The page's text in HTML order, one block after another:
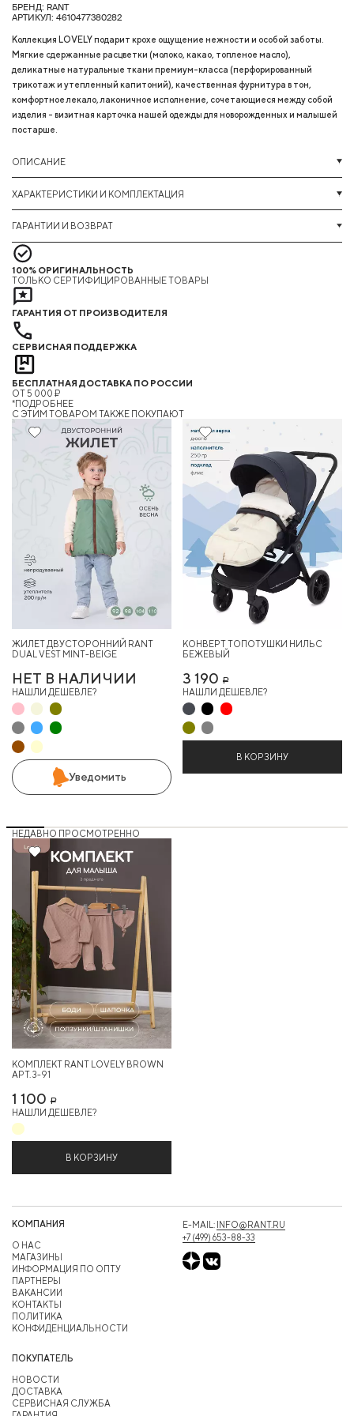
БРЕНД: RANT
АРТИКУЛ: 4610477380282
Коллекция LOVELY подарит крохе ощущение нежности и особой заботы.
Мягкие сдержанные расцветки (молоко, какао, топленое масло),
деликатные натуральные ткани премиум-класса (перфорированный
трикотаж и утепленный капитоний), качественная фурнитура в тон,
комфортное лекало, лаконичное исполнение, сочетающиеся между собой
изделия - визитная карточка нашей одежды для новорожденных и малышей
постарше.
ОПИСАНИЕ
ХАРАКТЕРИСТИКИ И КОМПЛЕКТАЦИЯ
ГАРАНТИИ И ВОЗВРАТ
100% ОРИГИНАЛЬНОСТЬ
ТОЛЬКО СЕРТИФИЦИРОВАННЫЕ ТОВАРЫ
ГАРАНТИЯ ОТ ПРОИЗВОДИТЕЛЯ
СЕРВИСНАЯ ПОДДЕРЖКА
БЕСПЛАТНАЯ ДОСТАВКА ПО РОССИИ
ОТ 5 000 ₽
*ПОДРОБНЕЕ
C ЭТИМ ТОВАРОМ ТАКЖЕ ПОКУПАЮТ
25%
ЖИЛЕТ ДВУСТОРОННИЙ RANT
DUAL VEST MINT-BEIGE
НЕТ В НАЛИЧИИ
НАШЛИ ДЕШЕВЛЕ?
Уведомить
КОНВЕРТ ТОПОТУШКИ НИЛЬС
БЕЖЕВЫЙ
3 190 Р
НАШЛИ ДЕШЕВЛЕ?
В КОРЗИНУ
НЕДАВНО ПРОСМОТРЕННО
КОМПЛЕКТ RANT LOVELY BROWN
АРТ. 3-91
1 100 Р
НАШЛИ ДЕШЕВЛЕ?
В КОРЗИНУ
КОМПАНИЯ
О НАС
МАГАЗИНЫ
ИНФОРМАЦИЯ ПО ОПТУ
ПАРТНЕРЫ
ВАКАНСИИ
КОНТАКТЫ
ПОЛИТИКА
КОНФИДЕНЦИАЛЬНОСТИ
ПОКУПАТЕЛЬ
НОВОСТИ
ДОСТАВКА
СЕРВИСНАЯ СЛУЖБА
E-MAIL: INFO@RANT.RU
+7 (499) 653-88-33